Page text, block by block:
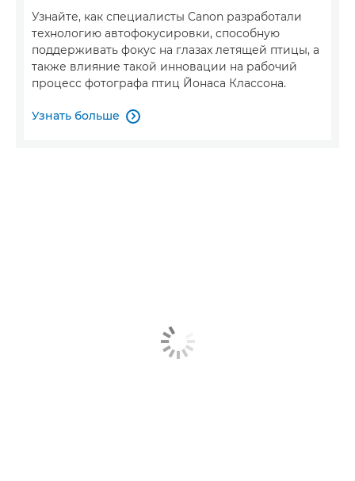
Узнайте, как специалисты Canon разработали
технологию автофокусировки, способную
поддерживать фокус на глазах летящей птицы, а
также влияние такой инновации на рабочий
процесс фотографа птиц Йонаса Классона.
Узнать больше 